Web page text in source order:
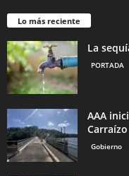
Lo más reciente
La
PORTADA
AAA
Carraízo
Gobierno